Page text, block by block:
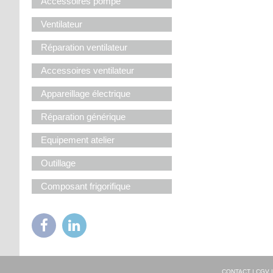
Ventilateur
Réparation ventilateur
Accessoires ventilateur
Appareillage électrique
Réparation générique
Equipement atelier
Outillage
Composant frigorifique
CONTACT| CGV|